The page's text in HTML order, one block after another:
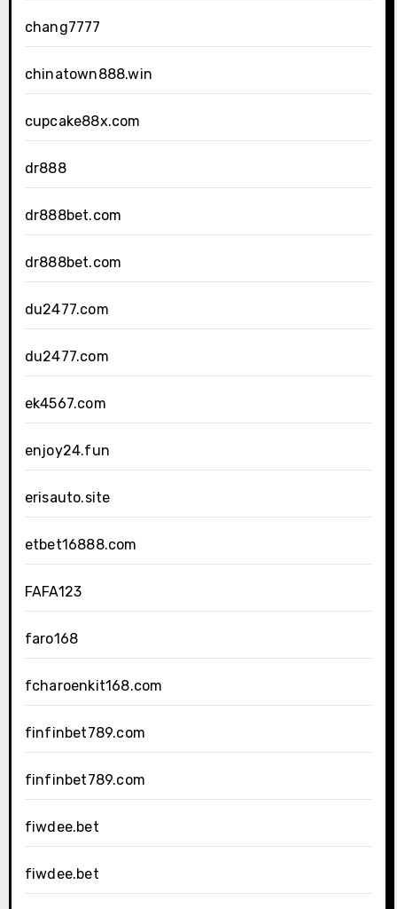
chang7777
chinatown888.win
cupcake88x.com
dr888
dr888bet.com
dr888bet.com
du2477.com
du2477.com
ek4567.com
enjoy24.fun
erisauto.site
etbet16888.com
FAFA123
faro168
fcharoenkit168.com
finfinbet789.com
finfinbet789.com
fiwdee.bet
fiwdee.bet